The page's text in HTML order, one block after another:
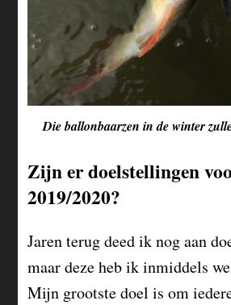
Die ballonbaarzen in de winter
Zijn er doelstellingen
2019/2020?
Jaren terug deed ik nog aan
maar deze heb ik inmiddels
Mijn grootste doel is om